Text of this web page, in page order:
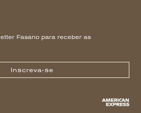
Fasano para receber as
Inscreva-se